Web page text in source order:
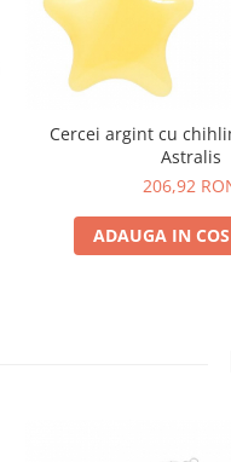
Cercei argint cu
Astralis
206,92
ADAUGA IN COS